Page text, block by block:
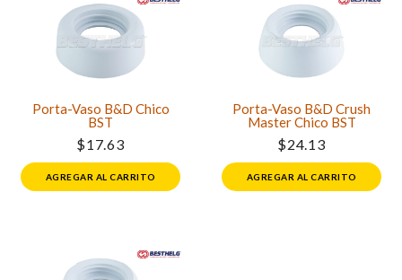
Porta-Vaso B&D Chico
BST
$17.63
AGREGAR AL CARRITO
Porta-Vaso B&D Crush
Master Chico BST
$24.13
AGREGAR AL CARRITO